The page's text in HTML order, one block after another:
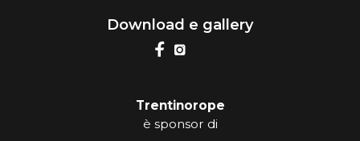
Trentinorope
è sponsor di
Download e gallery